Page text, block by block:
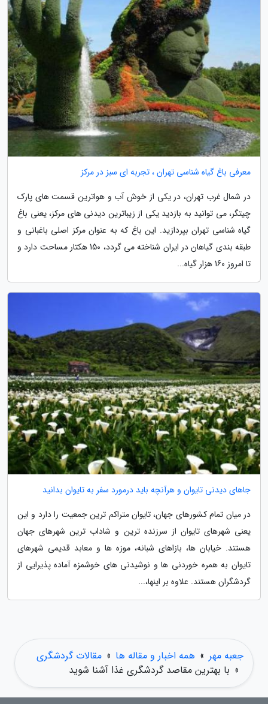
معرفی باغ گیاه شناسی تهران ، تجربه ای سبز در مرکز
در شمال غرب تهران، در یکی از خوش آب و هواترین قسمت های پارک
چیتگر، می توانید به بازدید یکی از زیباترین دیدنی های مرکز، یعنی باغ
گیاه شناسی تهران بپردازید. این باغ که به عنوان مرکز اصلی باغبانی و
طبقه بندی گیاهان در ایران شناخته می گردد، 150 هکتار مساحت دارد و
تا امروز 160 هزار گیاه...
جاهای دیدنی تایوان و هرآنچه باید درمورد سفر به تایوان بدانید
در میان تمام کشورهای جهان، تایوان متراکم ترین جمعیت را دارد و این
یعنی شهرهای تایوان از سرزنده ترین و شاداب ترین شهرهای جهان
هستند. خیابان ها، بازاهای شبانه، موزه ها و معابد قدیمی شهرهای
تایوان به همره خوردنی ها و نوشیدنی های خوشمزه آماده پذیرایی از
گردشگران هستند. علاوه بر اینها،...
جعبه مهر » همه اخبار و مقاله ها » مقالات گردشگری
» با بهترین مقاصد گردشگری غذا آشنا شوید